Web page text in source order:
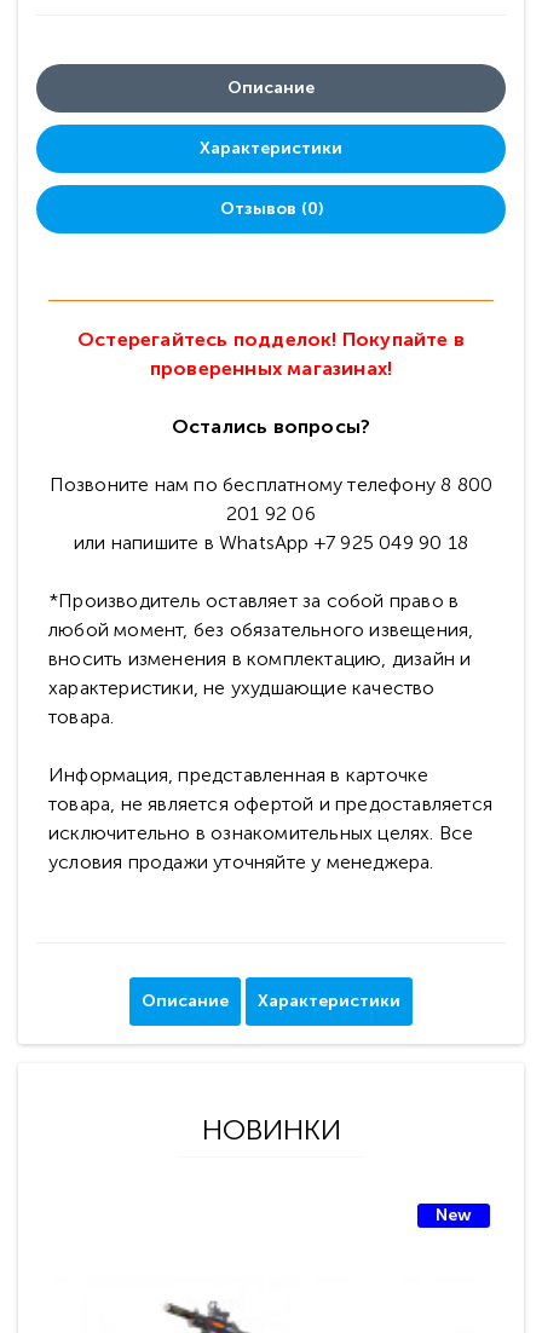
Описание
Характеристики
Отзывов (0)
Остерегайтесь подделок! Покупайте в
проверенных магазинах!
Остались вопросы?
Позвоните нам по бесплатному телефону 8 800
201 92 06
или напишите в WhatsApp +7 925 049 90 18
*Производитель оставляет за собой право в
любой момент, без обязательного извещения,
вносить изменения в комплектацию, дизайн и
характеристики, не ухудшающие качество
товара.
Информация, представленная в карточке
товара, не является офертой и предоставляется
исключительно в ознакомительных целях. Все
условия продажи уточняйте у менеджера.
Описание Характеристики
НОВИНКИ
New